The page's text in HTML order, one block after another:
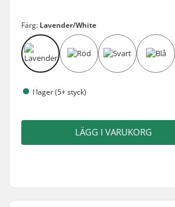
Färg: Lavender/White
I lager (5+ styck)
LÄGG I VARUKORG